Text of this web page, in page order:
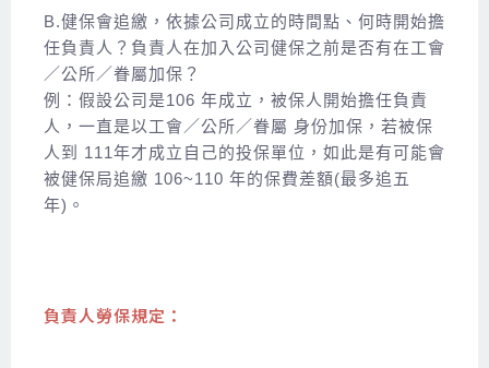
B.健保會追繳，依據公司成立的時間點、何時開始擔
任負責人？負責人在加入公司健保之前是否有在工會
／公所／眷屬加保？
例：假設公司是106 年成立，被保人開始擔任負責
人，一直是以工會／公所／眷屬 身份加保，若被保
人到 111年才成立自己的投保單位，如此是有可能會
被健保局追繳 106~110 年的保費差額(最多追五
年)。
負責人勞保規定：